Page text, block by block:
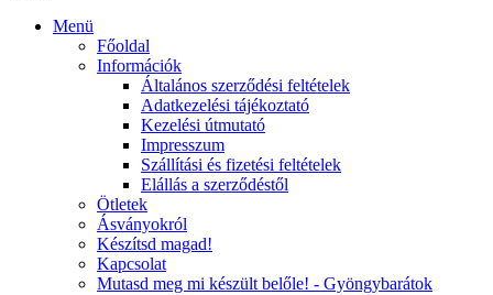
Menü
Főoldal
Információk
Általános szerződési feltételek
Adatkezelési tájékoztató
Kezelési útmutató
Impresszum
Szállítási és fizetési feltételek
Elállás a szerződéstől
Ötletek
Ásványokról
Készítsd magad!
Kapcsolat
Mutasd meg mi készült belőle! - Gyöngybarátok